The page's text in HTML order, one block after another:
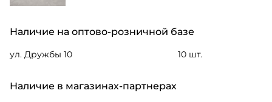
Наличие на оптово-розничной базе
ул. Дружбы 10 10 шт.
Наличие в магазинах-партнерах